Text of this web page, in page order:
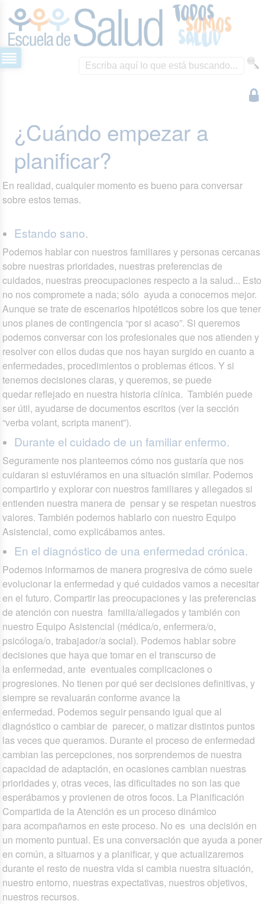
¿Cuándo empezar a
planificar?
En realidad, cualquier momento es bueno para conversar
sobre estos temas.
Estando sano.
Podemos hablar con nuestros familiares y personas cercanas
sobre nuestras prioridades, nuestras preferencias de
cuidados, nuestras preocupaciones respecto a la salud... Esto
no nos compromete a nada; sólo ayuda a conocernos mejor.
Aunque se trate de escenarios hipotéticos sobre los que tener
unos planes de contingencia “por si acaso”. Si queremos
podemos conversar con los profesionales que nos atienden y
resolver con ellos dudas que nos hayan surgido en cuanto a
enfermedades, procedimientos o problemas éticos. Y si
tenemos decisiones claras, y queremos, se puede
quedar reflejado en nuestra historia clínica. También puede
ser útil, ayudarse de documentos escritos (ver la sección
“verba volant, scripta manent”).
Durante el cuidado de un familiar enfermo.
Seguramente nos planteemos cómo nos gustaría que nos
cuidaran si estuviéramos en una situación similar. Podemos
compartirlo y explorar con nuestros familiares y allegados si
entienden nuestra manera de pensar y se respetan nuestros
valores. También podemos hablarlo con nuestro Equipo
Asistencial, como explicábamos antes.
En el diagnóstico de una enfermedad crónica.
Podemos informarnos de manera progresiva de cómo suele
evolucionar la enfermedad y qué cuidados vamos a necesitar
en el futuro. Compartir las preocupaciones y las preferencias
de atención con nuestra familia/allegados y también con
nuestro Equipo Asistencial (médica/o, enfermera/o,
psicóloga/o, trabajador/a social). Podemos hablar sobre
decisiones que haya que tomar en el transcurso de
la enfermedad, ante eventuales complicaciones o
progresiones. No tienen por qué ser decisiones definitivas, y
siempre se revaluarán conforme avance la
enfermedad. Podemos seguir pensando igual que al
diagnóstico o cambiar de parecer, o matizar distintos puntos
las veces que queramos. Durante el proceso de enfermedad
cambian las percepciones, nos sorprendemos de nuestra
capacidad de adaptación, en ocasiones cambian nuestras
prioridades y, otras veces, las dificultades no son las que
esperábamos y provienen de otros focos. La Planificación
Compartida de la Atención es un proceso dinámico
para acompañarnos en este proceso. No es una decisión en
un momento puntual. Es una conversación que ayuda a poner
en común, a situarnos y a planificar, y que actualizaremos
durante el resto de nuestra vida si cambia nuestra situación,
nuestro entorno, nuestras expectativas, nuestros objetivos,
nuestros recursos.